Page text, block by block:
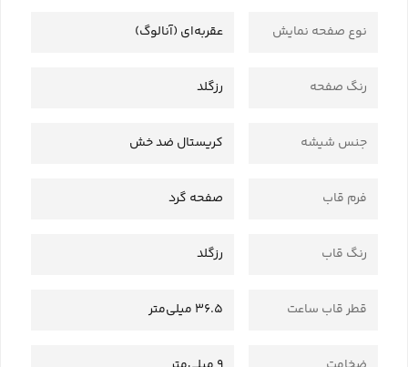
نوع صفحه نمایش عقربه‌ای (آنالوگ)
رنگ صفحه رزگلد
جنس شیشه کریستال ضد خش
فرم قاب صفحه گرد
رنگ قاب رزگلد
قطر قاب ساعت 36.5 میلی‌متر